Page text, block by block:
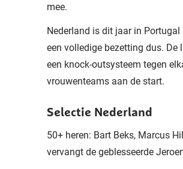
mee.
Nederland is dit jaar in
een volledige bezetting dus.
een knock-outsysteem tegen
vrouwenteams aan de start.
Selectie Nederland
50+ heren: Bart Beks, Marcus
vervangt de geblesseerde